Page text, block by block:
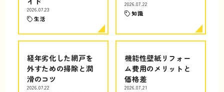
2026.07.23
生活
2026.07.22
知識
経年劣化した網戸を
外すための掃除と潤
滑のコツ
2026.07.22
機能性壁紙リフォー
ム費用のメリットと
価格差
2026.07.21